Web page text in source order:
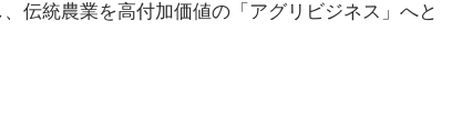
伝統農業を高付加価値の「アグリビジネス」へと